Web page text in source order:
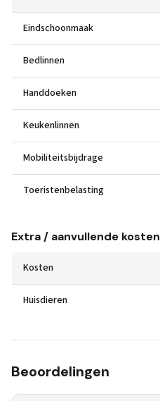
Eindschoonmaak
Bedlinnen
Handdoeken
Keukenlinnen
Mobiliteitsbijdrage
Toeristenbelasting
Extra / aanvullende kosten
Kosten
Huisdieren
Beoordelingen